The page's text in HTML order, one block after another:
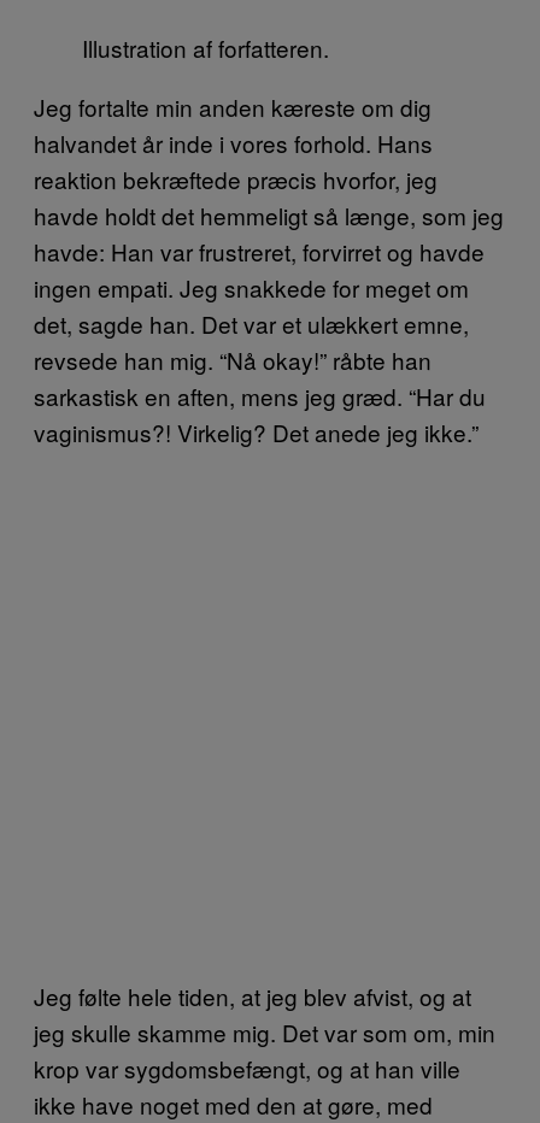
Illustration af forfatteren.
Jeg fortalte min anden kæreste om dig
halvandet år inde i vores forhold. Hans
reaktion bekræftede præcis hvorfor, jeg
havde holdt det hemmeligt så længe, som jeg
havde: Han var frustreret, forvirret og havde
ingen empati. Jeg snakkede for meget om
det, sagde han. Det var et ulækkert emne,
revsede han mig. “Nå okay!” råbte han
sarkastisk en aften, mens jeg græd. “Har du
vaginismus?! Virkelig? Det anede jeg ikke.”
Jeg følte hele tiden, at jeg blev afvist, og at
jeg skulle skamme mig. Det var som om, min
krop var sygdomsbefængt, og at han ville
ikke have noget med den at gøre, med